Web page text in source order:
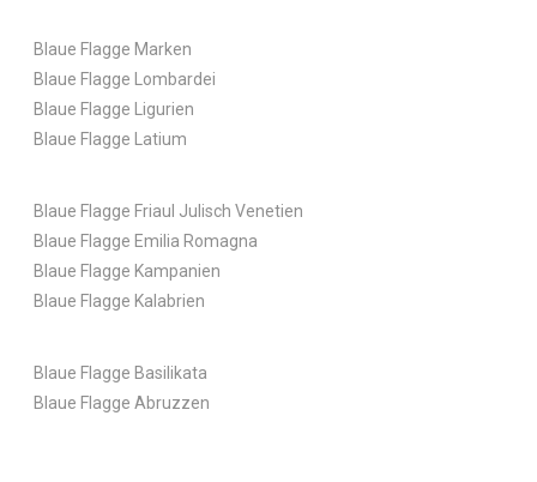
Blaue Flagge Marken
Blaue Flagge Lombardei
Blaue Flagge Ligurien
Blaue Flagge Latium
Blaue Flagge Friaul Julisch Venetien
Blaue Flagge Emilia Romagna
Blaue Flagge Kampanien
Blaue Flagge Kalabrien
Blaue Flagge Basilikata
Blaue Flagge Abruzzen